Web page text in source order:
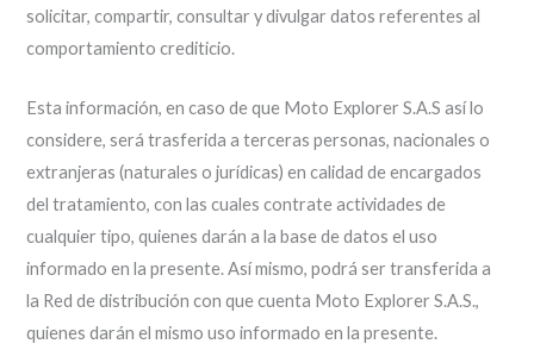
solicitar, compartir, consultar y divulgar datos referentes al
comportamiento crediticio.
Esta información, en caso de que Moto Explorer S.A.S así lo
considere, será trasferida a terceras personas, nacionales o
extranjeras (naturales o jurídicas) en calidad de encargados
del tratamiento, con las cuales contrate actividades de
cualquier tipo, quienes darán a la base de datos el uso
informado en la presente. Así mismo, podrá ser transferida a
la Red de distribución con que cuenta Moto Explorer S.A.S.,
quienes darán el mismo uso informado en la presente.